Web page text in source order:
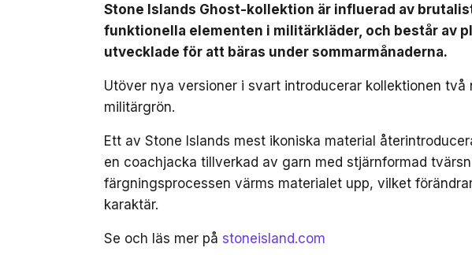
Stone Islands Ghost-kollektion är influerad av
funktionella elementen i militärkläder, och består av
utvecklade för att bäras under sommarmånaderna.
Utöver nya versioner i svart introducerar kollektionen
militärgrön.
Ett av Stone Islands mest ikoniska material
en coachjacka tillverkad av garn med stjärnformad
färgningsprocessen värms materialet upp, vilket
karaktär.
Se och läs mer på stoneisland.com